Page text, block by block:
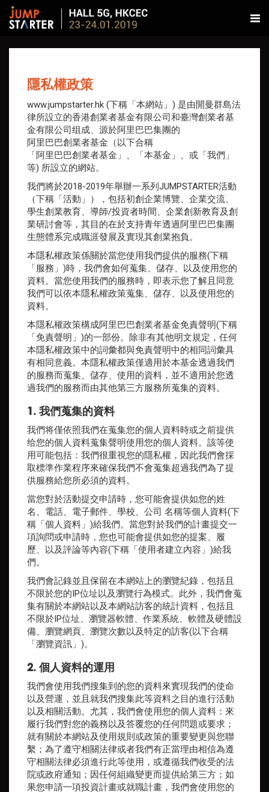
隱私權政策
www.jumpstarter.hk (下稱「本網站」) 是由開曼群島法
律所設立的香港創業者基金有限公司和臺灣創業者基
金有限公司组成、源於阿里巴巴集團的
阿里巴巴創業者基金 （以下合稱
「阿里巴巴創業者基金 」、「本基金」、或「我們」
等) 所設立的網站。
我們將於2018-2019年舉辦一系列JUMPSTARTER活動
（下稱「活動」），包括初創企業博覽、企業交流、
學生創業教育、導師/投資者時間、企業創新教育及創
業研討會等，其目的在於支持青年透過阿里巴巴集團
生態體系完成職涯發展及實現其創業抱負。
本隱私權政策係關於當您使用我們提供的服務(下稱
「服務」)時，我們會如何蒐集、儲存、以及使用您的
資料。當您使用我們的服務時，即表示您了解且同意
我們可以依本隱私權政策蒐集、儲存、以及使用您的
資料。
本隱私權政策構成阿里巴巴創業者基金免責聲明(下稱
「免責聲明」)的一部份。除非有其他明文規定，任何
本隱私權政策中的詞彙都與免責聲明中的相同詞彙具
有相同意義。本隱私權政策僅適用於本基金透過我們
的服務而蒐集、儲存、使用的資料，並不適用於您透
過我們的服務而由其他第三方服務所蒐集的資料。
1. 我們蒐集的資料
我們将僅依照我們在蒐集您的個人資料時或之前提供
给您的個人資料蒐集聲明使用您的個人資料。該等使
用可能包括：我們很重視您的隱私權，因此我們會採
取標準作業程序來確保我們不會蒐集超過我們為了提
供服務給您所必須的資料。
當您對於活動提交申請時，您可能會提供如您的姓
名、電話、電子郵件、學校、公司 名稱等個人資料(下
稱「個人資料」)給我們。當您對於我們的計畫提交一
項詢問或申請時，您也可能會提供如您的提案、履
歷、以及評論等內容(下稱「使用者建立內容」)給我
們。
我們會記錄並且保留在本網站上的瀏覽紀錄，包括且
不限於您的IP位址以及瀏覽行為模式。此外，我們會蒐
集有關於本網站以及本網站訪客的統計資料，包括且
不限於IP位址、瀏覽器軟體、作業系統、軟體及硬體設
備、瀏覽網頁、瀏覽次數以及特定的訪客(以下合稱
「瀏覽資訊」)。
2. 個人資料的運用
我們會使用我們搜集到的您的資料來實現我們的使命
以及營運，並且就我們搜集此等資料之目的進行活動
以及相關活動。尤其，我們會使用您的個人資料：來
履行我們對您的義務以及答覆您的任何問題或要求；
就有關於本網站及使用規則或政策的重要變更與您聯
繫；為了遵守相關法律或者我們有正當理由相信為遵
守相關法律必須進行此等使用，或遵循我們收受的法
院或政府通知；因任何組織變更而提供給第三方；如
果您申請一項投資計畫或就職計畫，我們會使用您的